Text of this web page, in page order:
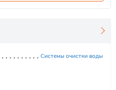
Системы очистки воды